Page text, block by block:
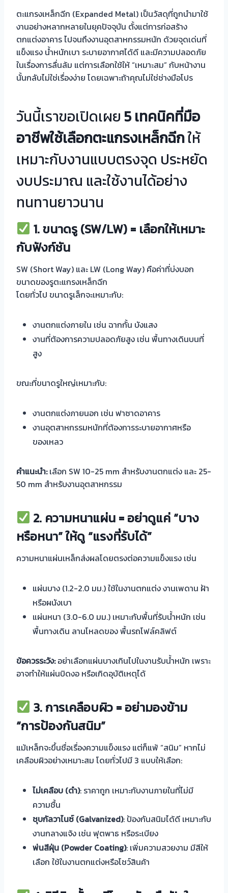
ตะแกรงเหล็กฉีก (Expanded Metal) เป็นวัสดุที่ถูกนำมาใช้
งานอย่างหลากหลายในยุคปัจจุบัน ตั้งแต่การก่อสร้าง
ตกแต่งอาคาร ไปจนถึงงานอุตสาหกรรมหนัก ด้วยจุดเด่นที่
แข็งแรง น้ำหนักเบา ระบายอากาศได้ดี และมีความปลอดภัย
ในเรื่องการลื่นล้ม แต่การเลือกใช้ให้ “เหมาะสม” กับหน้างาน
นั้นกลับไม่ใช่เรื่องง่าย โดยเฉพาะถ้าคุณไม่ใช่ช่างมือโปร
วันนี้เราขอเปิดเผย 5เทคนิคที่มือ
อาชีพใช้เลือกตะแกรงเหล็กฉีกให้
เหมาะกับงานแบบตรงจุด ประหยัด
งบประมาณ และใช้งานได้อย่าง
ทนทานยาวนาน
1.ขนาดรู (SW/LW) = เลือกให้เหมาะ
กับฟังก์ชัน
SW (Short Way) และ LW (Long Way) คือค่าที่บ่งบอก
ขนาดของรูตะแกรงเหล็กฉีก
โดยทั่วไป ขนาดรูเล็กจะเหมาะกับ:
งานตกแต่งภายใน เช่น ฉากกั้น บังแสง
งานที่ต้องการความปลอดภัยสูง เช่น พื้นทางเดินบนที่
สูง
ขณะที่ขนาดรูใหญ่เหมาะกับ:
งานตกแต่งภายนอก เช่น ฟาซาดอาคาร
งานอุตสาหกรรมหนักที่ต้องการระบายอากาศหรือ
ของเหลว
คำแนะนำ:เลือก SW 10-25 mm สำหรับงานตกแต่ง และ 25-
50 mm สำหรับงานอุตสาหกรรม
2. ความหนาแผ่น = อย่าดูแค่ “บาง
หรือหนา” ให้ดู “แรงที่รับได้”
ความหนาแผ่นเหล็กส่งผลโดยตรงต่อความแข็งแรง เช่น
แผ่นบาง (1.2-2.0 มม.) ใช้ในงานตกแต่ง งานเพดาน ฝ้า
หรือผนังเบา
แผ่นหนา (3.0-6.0 มม.) เหมาะกับพื้นที่รับน้ำหนัก เช่น
พื้นทางเดิน ลานโหลดของ พื้นรถโฟล์คลิฟต์
ข้อควรระวัง:อย่าเลือกแผ่นบางเกินไปในงานรับน้ำหนัก เพราะ
อาจทำให้แผ่นบิดงอ หรือเกิดอุบัติเหตุได้
3. การเคลือบผิว = อย่ามองข้าม
“การป้องกันสนิม”
แม้เหล็กจะขึ้นชื่อเรื่องความแข็งแรง แต่ก็แพ้ “สนิม” หากไม่
เคลือบผิวอย่างเหมาะสม โดยทั่วไปมี 3 แบบให้เลือก:
ไม่เคลือบ (ดำ): ราคาถูก เหมาะกับงานภายในที่ไม่มี
ความชื้น
ชุบกัลวาไนซ์ (Galvanized): ป้องกันสนิมได้ดี เหมาะกับ
งานกลางแจ้ง เช่น ฟุตพาธ หรือระเบียง
พ่นสีฝุ่น (Powder Coating): เพิ่มความสวยงาม มีสีให้
เลือก ใช้ในงานตกแต่งหรือโชว์สินค้า